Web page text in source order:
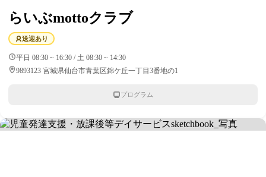
らいぶmottoクラブ
送迎あり
平日 08:30 ~ 16:30 / 土 08:30 ~ 14:30
9893123 宮城県仙台市青葉区錦ケ丘一丁目3番地の1
プログラム